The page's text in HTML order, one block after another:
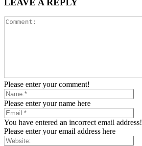
Please enter your comment!
Please enter your name here
You have entered an incorrect email address!
Please enter your email address here